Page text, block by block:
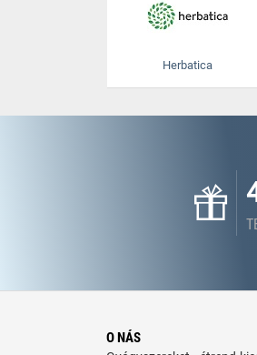
Herbatica
O NÁS